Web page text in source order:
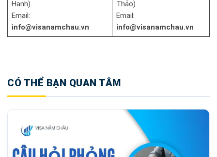
Hạnh)
Email:
info@visanamchau.vn
Thảo)
Email:
info@visanamchau.vn
CÓ THỂ BẠN QUAN TÂM